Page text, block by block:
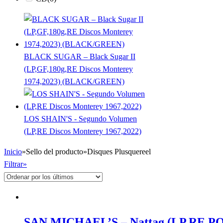
BLACK SUGAR – Black Sugar II
(LP,GF,180g,RE Discos Monterey
1974,2023) (BLACK/GREEN)
LOS SHAIN'S - Segundo Volumen
(LP,RE Discos Monterey 1967,2022)
Inicio»Sello del producto»Disques Plusquereel
Filtrar»